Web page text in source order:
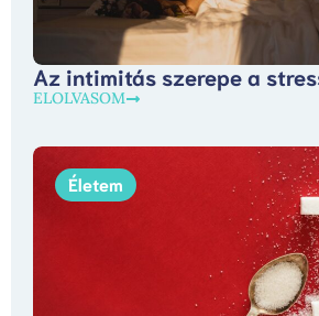
Az intimitás szerepe a
ELOLVASOM
Életem